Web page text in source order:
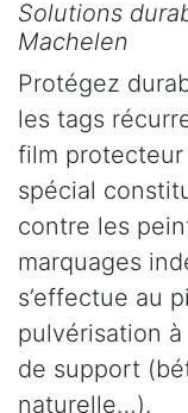
Solutions
Machelen
Protégez
les tags
film
spécial
contre les
marquages
s’effectue au
pulvérisation
de support
naturelle…).